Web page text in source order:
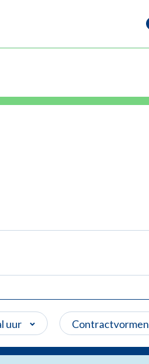
uur Contractvormen